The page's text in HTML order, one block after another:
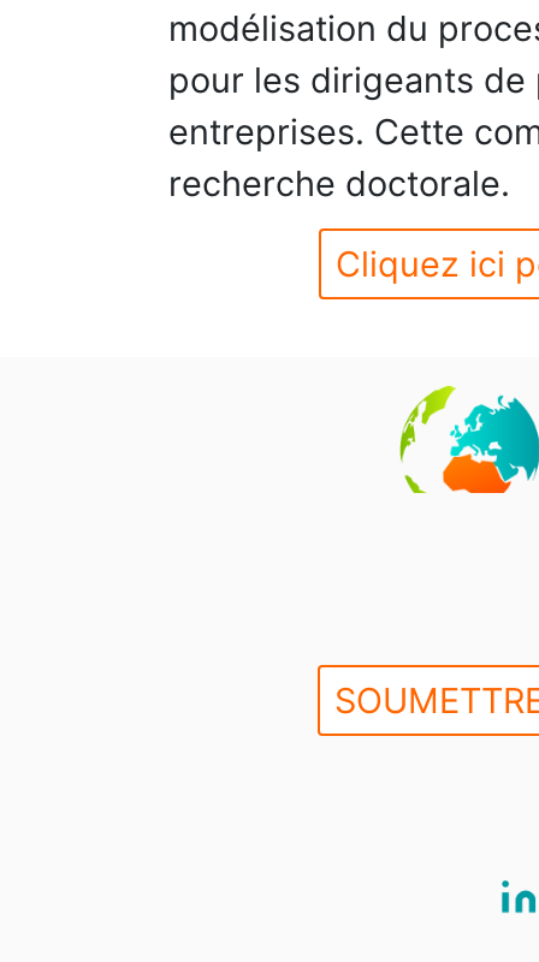
modélisation du
pour les dirigeants
entreprises. Cette
recherche doctorale.
Cliquez ici